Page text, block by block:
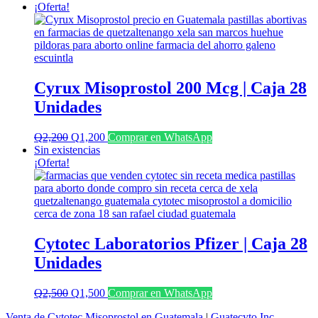
¡Oferta!
Cyrux Misoprostol 200 Mcg | Caja 28
Unidades
Q2,200 El
precio
era:
Q2,200.
Q1,200El
es:
Q1,200.
Comprar en WhatsApp
Sin existencias
¡Oferta!
Cytotec Laboratorios Pfizer | Caja 28
Unidades
Q2,500 El
Q1,500ElComprar en WhatsApp